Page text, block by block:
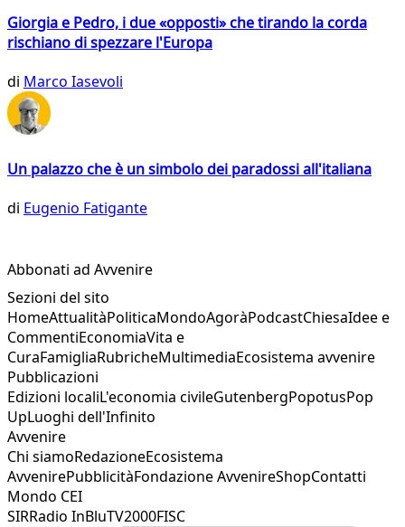
Giorgia e Pedro, i due «opposti» che tirando la corda
rischiano di spezzare l'Europa
di Marco Iasevoli
Un palazzo che è un simbolo dei paradossi all'italiana
di Eugenio Fatigante
Abbonati ad Avvenire
Sezioni del sito
HomeAttualitàPoliticaMondoAgoràPodcastChiesaIdee e
CommentiEconomiaVita e
CuraFamigliaRubricheMultimediaEcosistema avvenire
Pubblicazioni
Edizioni localiL'economia civileGutenbergPopotusPop
UpLuoghi dell'Infinito
Avvenire
Chi siamoRedazioneEcosistema
AvvenirePubblicitàFondazione AvvenireShopContatti
Mondo CEI
SIRRadio InBluTV2000FISC